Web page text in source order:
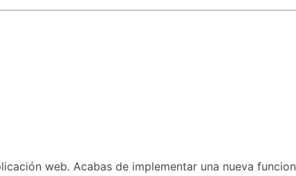
web. Acabas de implementar una nueva